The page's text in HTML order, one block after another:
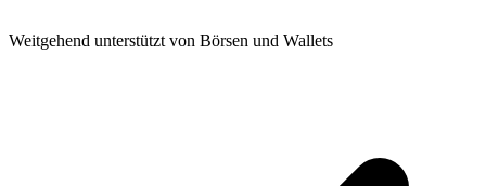
Weitgehend unterstützt von Börsen und Wallets